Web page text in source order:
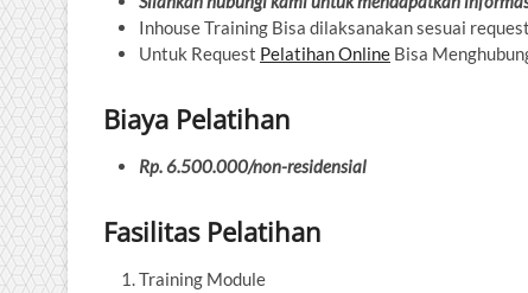
Inhouse Training Bisa dilaksanakan sesuai
Untuk Request Pelatihan Online Bisa
Biaya Pelatihan
Rp. 6.500.000/non-residensial
Fasilitas Pelatihan
Training Module